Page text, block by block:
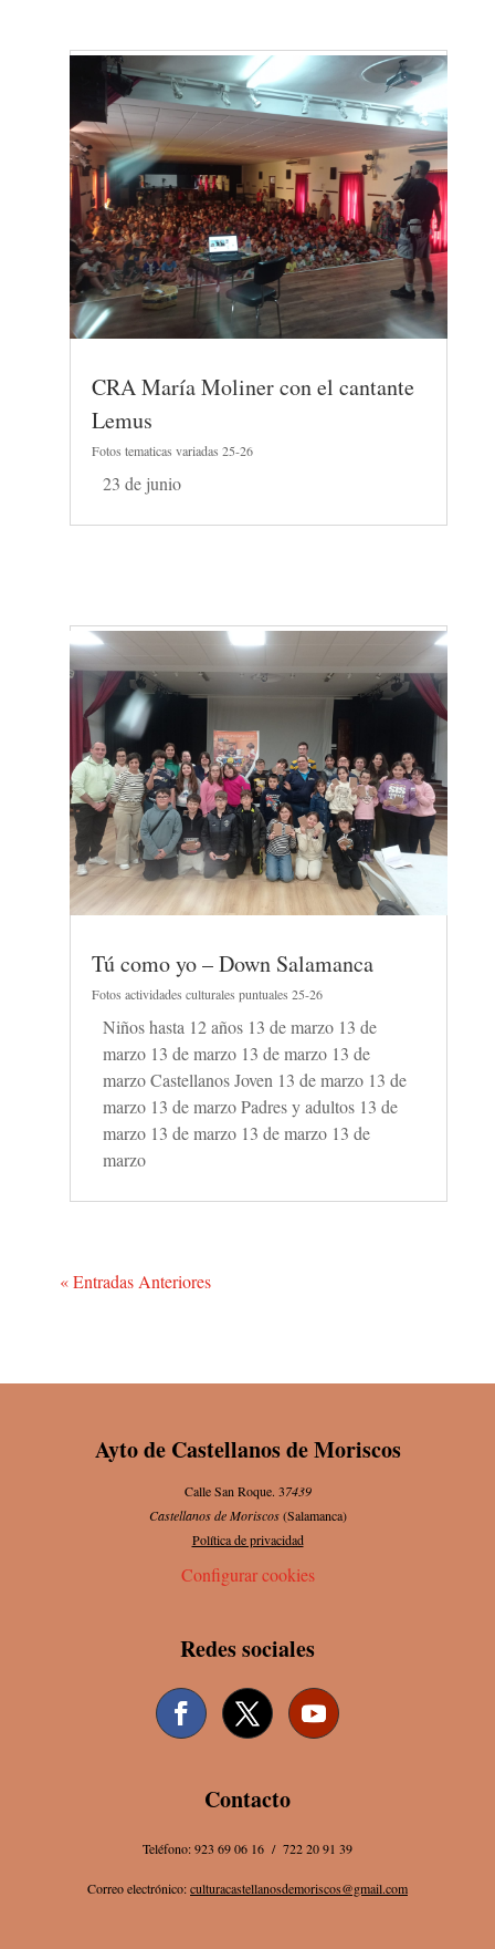
CRA María Moliner con el cantante
Lemus
Fotos tematicas variadas 25-26
23 de junio
Tú como yo – Down Salamanca
Fotos actividades culturales puntuales 25-26
Niños hasta 12 años 13 de marzo 13 de
marzo 13 de marzo 13 de marzo 13 de
marzo Castellanos Joven 13 de marzo 13 de
marzo 13 de marzo Padres y adultos 13 de
marzo 13 de marzo 13 de marzo 13 de
marzo
« Entradas Anteriores
Ayto de Castellanos de Moriscos
Calle San Roque. 37439
Castellanos de Moriscos(Salamanca)
Política de privacidad
Configurar cookies
Redes sociales
Contacto
Teléfono: 923 69 06 16 / 722 20 91 39
Correo electrónico:culturacastellanosdemoriscos@gmail.com